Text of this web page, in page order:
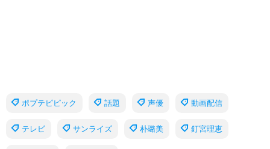
ポプテピピック 話題 声優 動画配信
テレビ サンライズ 朴璐美 釘宮理恵